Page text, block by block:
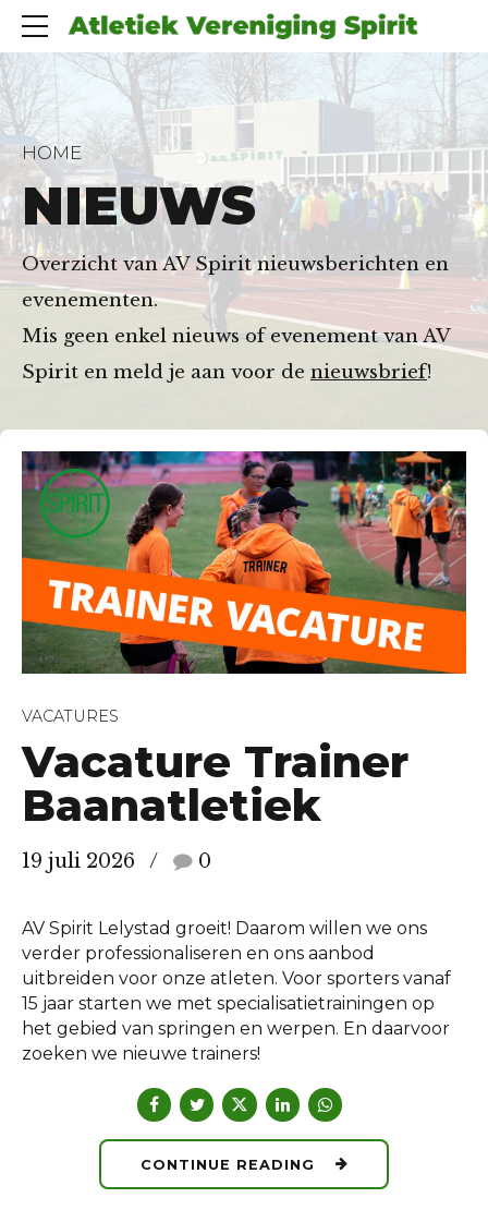
HOME
NIEUWS
Overzicht van AV Spirit nieuwsberichten en
evenementen.
Mis geen enkel nieuws of evenement van AV
Spirit en meld je aan voor de nieuwsbrief!
VACATURES
Vacature Trainer
Baanatletiek
19 juli 2026 0
AV Spirit Lelystad groeit! Daarom willen we ons
verder professionaliseren en ons aanbod
uitbreiden voor onze atleten. Voor sporters vanaf
15 jaar starten we met specialisatietrainingen op
het gebied van springen en werpen. En daarvoor
zoeken we nieuwe trainers!
CONTINUE READING